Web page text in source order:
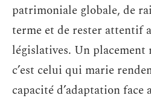
patrimoniale globale, de
terme et de rester attentif
législatives. Un placement
c’est celui qui marie
capacité d’adaptation face